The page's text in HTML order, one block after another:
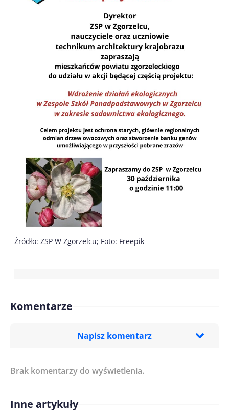
Źródło: ZSP W Zgorzelcu; Foto: Freepik
Komentarze
Napisz komentarz
Treść komentarza*
Imię/ Nick*
Brak komentarzy do wyświetlenia.
Inne artykuły